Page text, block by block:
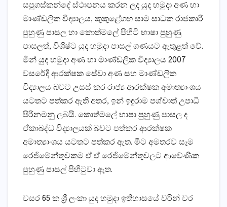
සපුගස්‌කන්දේ ස්‌ථාපනය කරන ලද යුද හමුදා අණ හා
මාණ්‌ඩලික විද්‍යාලය, කුකුළේගඟ සාම සාධක රාජකාරී
පුහුණු පාසල හා කොත්මලේ පිහිටි භාෂා පුහුණු
පාසලත්, විශිෂ්ට යුද හමුදා පාසල් ගණයට ඇතුළත් වේ.
මින් යුද හමුදා අණ හා මාණ්‌ඩලික විද්‍යාලය 2007
වසරේදී ආරක්‌ෂක සේවා අණ සහ මාණ්‌ඩලික
විද්‍යාලය බවට උසස්‌ කර රාජ්‍ය ආරක්‌ෂක අමාත්‍යාංශය
යටතට පත්කර ඇති අතර, ඉන් ඉඳුරාම පශ්චාත් උපාධි
පිරිනමනු ලබයි. කොත්මලේ භාෂා පුහුණු පාසල ද
ඒකාබද්ධ විද්‍යාලයක්‌ බවට පත්කර ආරක්‌ෂක
අමාත්‍යාංශය යටතට පත්කර ඇත. මීට අමතරව සෑම
රෙජිමේන්තුවකම ඒ ඒ රෙජිමේන්තුවලට ආවේණික
පුහුණු පාසල් පිහිටුවා ඇත.
වසර 65 ක ශ්‍රී ලංකා යුද හමුදා ඉතිහාසයේ වරින් වර